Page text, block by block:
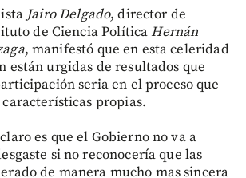
Jairo Delgado, director de
de Ciencia PolíticaHernán
, manifestó que en esta celeridad
están urgidas de resultados que
seria en el proceso que
propias.
es que el Gobierno no va a
si no reconocería que las
de manera mucho mas sincera